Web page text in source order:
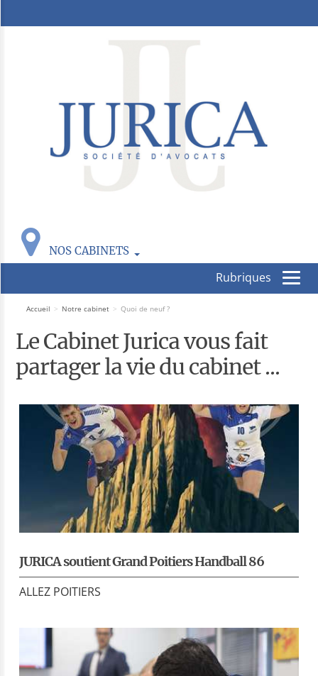
NOS CABINETS
Accueil > Notre cabinet > Quoi de neuf ?
Le Cabinet Jurica vous fait
partager la vie du cabinet ...
JURICA soutient Grand Poitiers Handball 86
ALLEZ POITIERS